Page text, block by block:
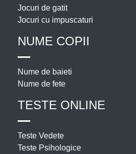
Jocuri de gatit
Jocuri cu impuscaturi
NUME COPII
Nume de baieti
Nume de fete
TESTE ONLINE
Teste Vedete
Teste Psihologice